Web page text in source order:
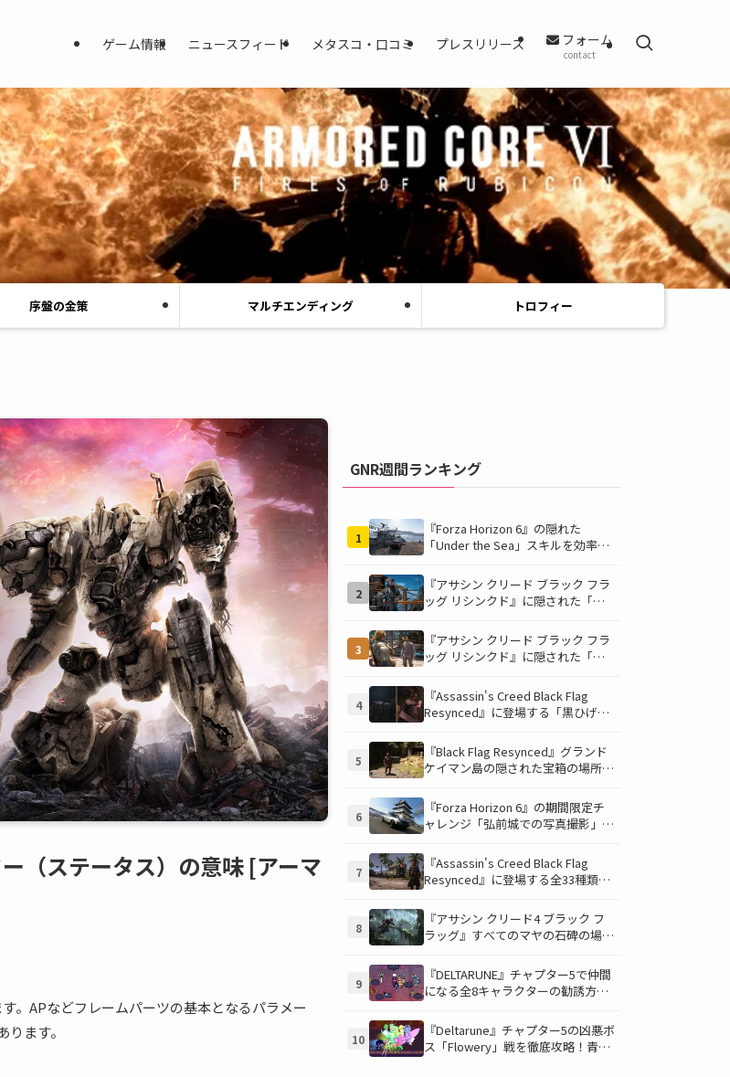
ゲーム情報 ニュースフィード メタスコ・口コミ プレスリリース フォーム
contact
序盤の金策 マルチエンディング トロフィー
（ステータス）の意味 [アーマ
。APなどフレームパーツの基本となるパラメー
ます。
GNR週間ランキング
1
『Forza Horizon 6』の隠れた
「Under the Sea」スキルを効率的
の鍵は伊東の海藻養殖場にあり！
2
『アサシン クリード ブラック フラ
ッグ リシンクド』に隠された「黒
底洞窟の危険を乗り越え、伝説の報
酬を手に入れよう
3
『アサシン クリード ブラック フラ
ッグ リシンクド』に隠された「修
説！伝説のアイテムや新衣装を手に
入れるための「地図の断片」入手方
法と修復のコツを紹介！
4
『Assassin's Creed Black Flag
Resynced』に登場する「黒ひげの
説！隠された財宝を見つけよう！
5
『Black Flag Resynced』グランド
ケイマン島の隠された宝箱の場所を
ト」でしか到達できないお宝も明ら
かに
6
『Forza Horizon 6』の期間限定チ
ャレンジ「弘前城での写真撮影」攻
で日本の名城を駆け巡り、特別な報
酬を手に入れよう！
7
『Assassin's Creed Black Flag
Resynced』に登場する全33種類の
イルを自由にカスタマイズ！
8
『アサシン クリード4 ブラック フ
ラッグ』すべてのマヤの石碑の場所
ヤの衣装を入手して海賊ライフを有
利に進めよう！
9
『DELTARUNE』チャプター5で仲間
になる全8キャラクターの勧誘方法
スト攻略ガイド
10
『Deltarune』チャプター5の凶悪ボ
ス「Flowery」戦を徹底攻略！青い